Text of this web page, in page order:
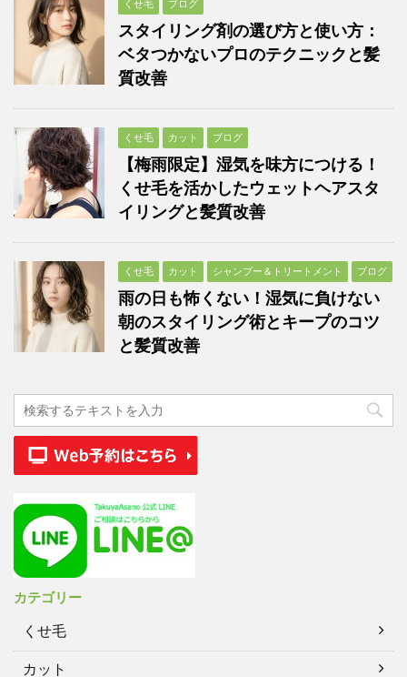
くせ毛 ブログ
スタイリング剤の選び方と使い方：
ベタつかないプロのテクニックと髪
質改善
くせ毛 カット ブログ
【梅雨限定】湿気を味方につける！
くせ毛を活かしたウェットヘアスタ
イリングと髪質改善
くせ毛 カット シャンプー＆トリートメント ブログ
雨の日も怖くない！湿気に負けない
朝のスタイリング術とキープのコツ
と髪質改善
カテゴリー
くせ毛
カット